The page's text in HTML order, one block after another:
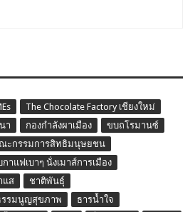
The Chocolate Factory เชียงใหม่
า กองกำลังผาเมือง
ขบถโรมานซ์
ะกรรมการสิทธิมนุษยชน
กาแฟเบาๆ นั่งเมาส์การเมือง
แส
ชาติพันธุ์
รรมนูญสุขภาพ
ธารน้ำใจ